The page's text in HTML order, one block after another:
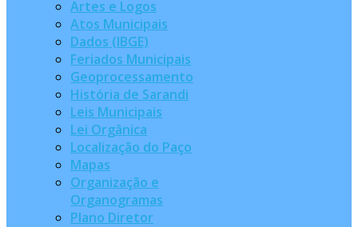
Artes e Logos
Atos Municipais
Dados (IBGE)
Feriados Municipais
Geoprocessamento
História de Sarandi
Leis Municipais
Lei Orgânica
Localização do Paço
Mapas
Organização e
Organogramas
Plano Diretor